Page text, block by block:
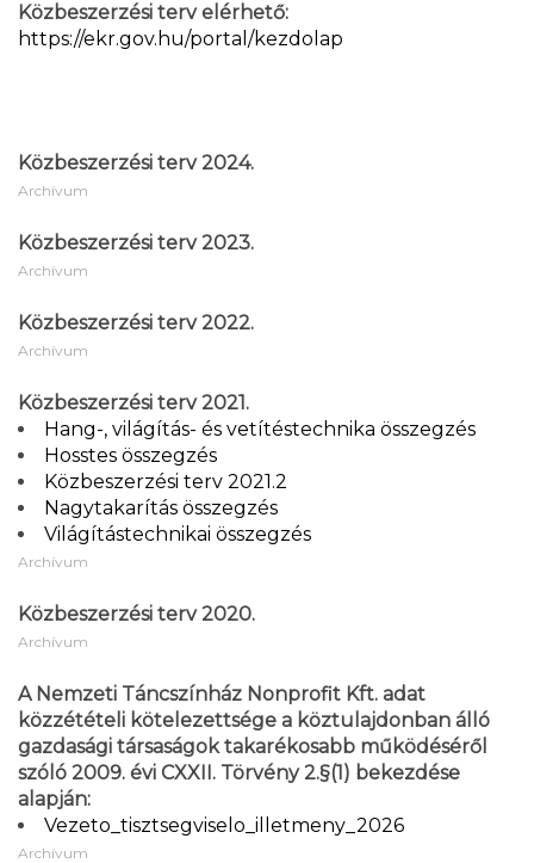
Közbeszerzési terv elérhető:
https://ekr.gov.hu/portal/kezdolap
Közbeszerzési terv 2024.
Archívum
Közbeszerzési terv 2023.
Archívum
Közbeszerzési terv 2022.
Archívum
Közbeszerzési terv 2021.
Hang-, világítás- és vetítéstechnika összegzés
Hosstes összegzés
Közbeszerzési terv 2021.2
Nagytakarítás összegzés
Világítástechnikai összegzés
Archívum
Közbeszerzési terv 2020.
Archívum
A Nemzeti Táncszínház Nonprofit Kft. adat
közzétételi kötelezettsége a köztulajdonban álló
gazdasági társaságok takarékosabb működéséről
szóló 2009. évi CXXII. Törvény 2.§(1) bekezdése
alapján:
Vezeto_tisztsegviselo_illetmeny_2026
Archívum